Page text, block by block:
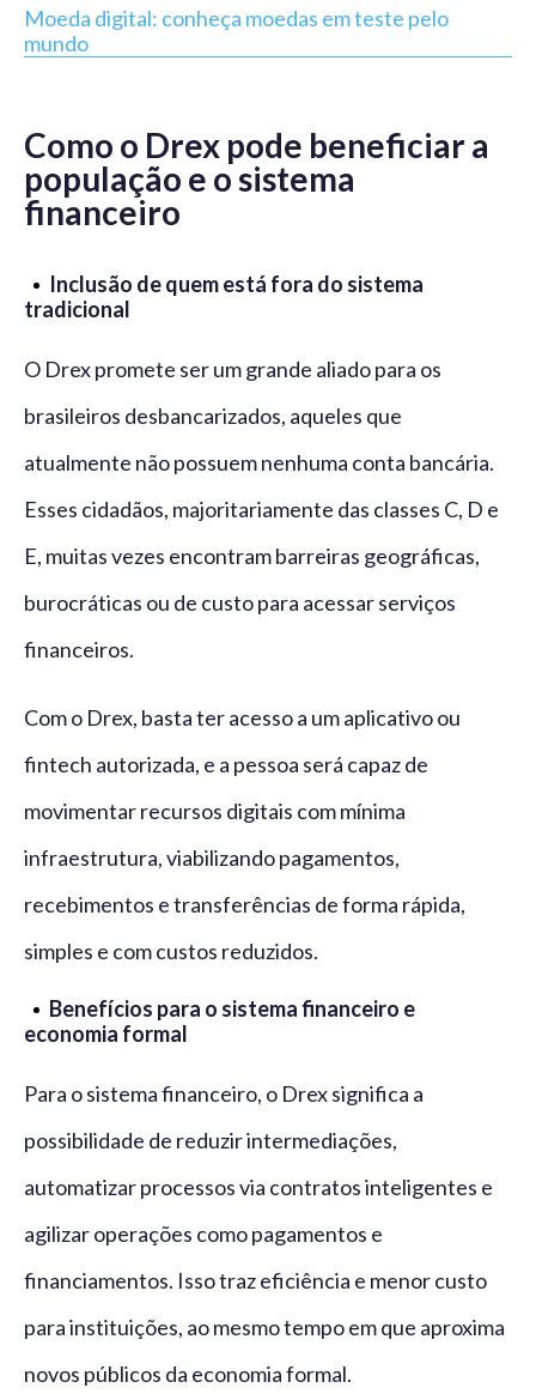
Moeda digital: conheça moedas em teste pelo
mundo
Como o Drex pode beneficiar a
população e o sistema
financeiro
Inclusão de quem está fora do sistema
tradicional
O Drex promete ser um grande aliado para os
brasileiros desbancarizados, aqueles que
atualmente não possuem nenhuma conta bancária.
Esses cidadãos, majoritariamente das classes C, D e
E, muitas vezes encontram barreiras geográficas,
burocráticas ou de custo para acessar serviços
financeiros.
Com o Drex, basta ter acesso a um aplicativo ou
fintech autorizada, e a pessoa será capaz de
movimentar recursos digitais com mínima
infraestrutura, viabilizando pagamentos,
recebimentos e transferências de forma rápida,
simples e com custos reduzidos.
Benefícios para o sistema financeiro e
economia formal
Para o sistema financeiro, o Drex significa a
possibilidade de reduzir intermediações,
automatizar processos via contratos inteligentes e
agilizar operações como pagamentos e
financiamentos. Isso traz eficiência e menor custo
para instituições, ao mesmo tempo em que aproxima
novos públicos da economia formal.